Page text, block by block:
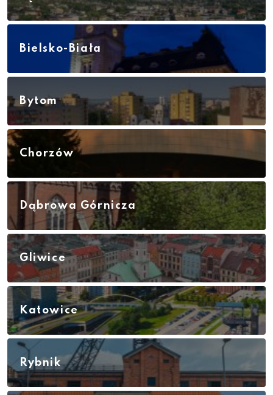
Bielsko-Biała
Bytom
Chorzów
Dąbrowa Górnicza
Gliwice
Katowice
Rybnik